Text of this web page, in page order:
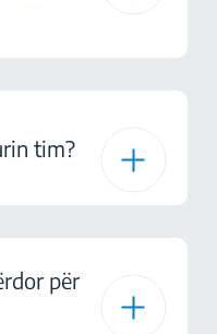
tim?
për